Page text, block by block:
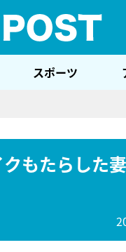
スポーツ
もたらした